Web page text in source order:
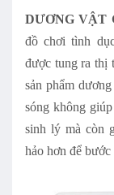
DƯƠNG VẬT
đồ chơi tình
được tung ra thị
sản phẩm
sóng không
sinh lý mà còn
hảo hơn để